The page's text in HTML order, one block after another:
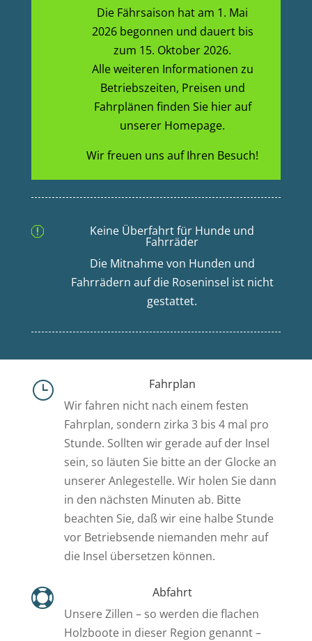
Die Fährsaison hat am 1. Mai
2026 begonnen und dauert bis
zum 15. Oktober 2026.
Alle weiteren Informationen zu
Betriebszeiten, Preisen und
Fahrplänen finden Sie hier auf
unserer Homepage.
Wir freuen uns auf Ihren Besuch!
q Keine Überfahrt für Hunde und
Fahrräder
Die Mitnahme von Hunden und
Fahrrädern auf die Roseninsel ist nicht
gestattet.
}
Fahrplan
Wir fahren nicht nach einem festen
Fahrplan, sondern zirka 3 bis 4 mal pro
Stunde. Sollten wir gerade auf der Insel
sein, so läuten Sie bitte an der Glocke an
unserer Anlegestelle. Wir holen Sie dann
in den nächsten Minuten ab. Bitte
beachten Sie, daß wir eine halbe Stunde
vor Betriebsende niemanden mehr auf
die Insel übersetzen können.

Abfahrt
Unsere Zillen – so werden die flachen
Holzboote in dieser Region genannt –